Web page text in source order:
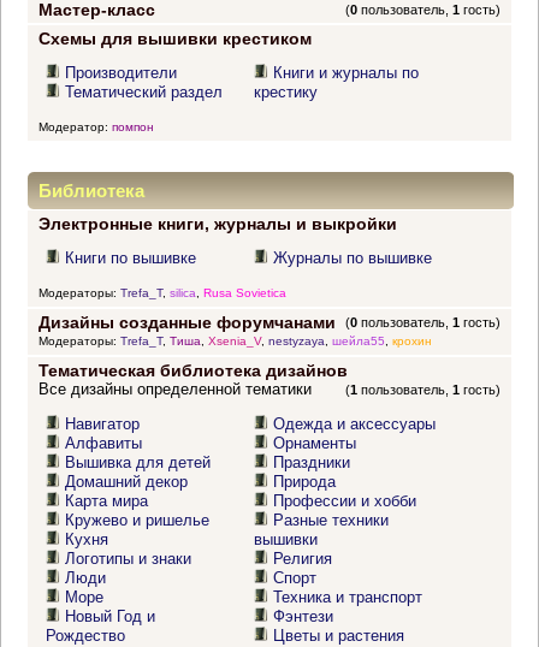
Мастер-класс (0 пользователь,1 гость)
Схемы для вышивки крестиком
Производители
Тематический раздел
Книги и журналы по
крестику
Модератор: помпон
Библиотека
Электронные книги, журналы и выкройки
Книги по вышивке Журналы по вышивке
Модераторы: Trefa_T, silica Rusa Sovietica
Дизайны созданные форумчанами (0 пользователь,1 гость)
Модераторы: Trefa_T, Тиша, Xsenia_V, nestyzaya, шейла55, крохин
Тематическая библиотека дизайнов
(1 пользователь,1 гость)
Все дизайны определенной тематики
Навигатор
Алфавиты
Вышивка для детей
Домашний декор
Карта мира
Кружево и ришелье
Кухня
Логотипы и знаки
Люди
Море
Новый Год и
Рождество
Одежда и аксессуары
Орнаменты
Праздники
Природа
Профессии и хобби
Разные техники
вышивки
Религия
Спорт
Техника и транспорт
Фэнтези
Цветы и растения